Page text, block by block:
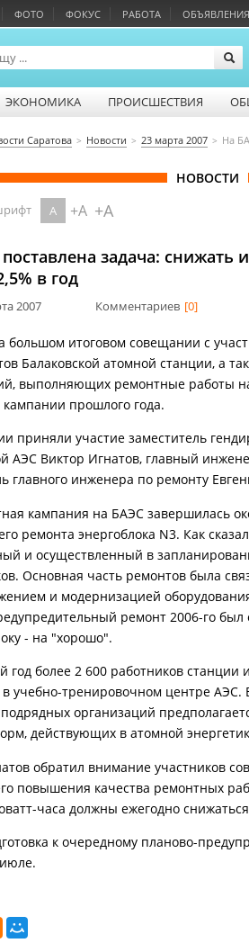
ФОТО ФОКУС РАБОТА ОБЪЯВЛЕНИЯ
ЭКОНОМИКА ПРОИСШЕСТВИЯ
Саратова Новости 23 марта 2007 На
НОВОСТИ
A +A +A
задача: снижать
в год
2007 Комментариев [0]
большом итоговом совещании с
Балаковской атомной станции, а
выполняющих ремонтные работы
прошлого года.
приняли участие заместитель
АЭС Виктор Игнатов, главный
главного инженера по ремонту
кампания на БАЭС завершилась
ремонта энергоблока N3. Как
и осуществленный в
Основная часть ремонтов была
и модернизацией
ремонт 2006-го
- на "хорошо".
год более 2 600 работников
в учебно-тренировочном центре
организаций
действующих в атомной
обратил внимание участников
повышения качества ремонтных
часа должны ежегодно
к очередному планово-